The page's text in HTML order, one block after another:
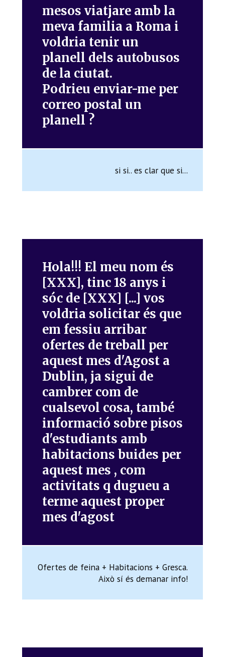
mesos viatjare amb la
meva familia a Roma i
voldria tenir un
planell dels autobusos
de la ciutat.
Podrieu enviar-me per
correo postal un
planell ?
si si.. es clar que si...
Hola!!! El meu nom és
[XXX], tinc 18 anys i
sóc de [XXX] [...] vos
voldria solicitar és que
em fessiu arribar
ofertes de treball per
aquest mes d'Agost a
Dublin, ja sigui de
cambrer com de
cualsevol cosa, també
informació sobre pisos
d'estudiants amb
habitacions buides per
aquest mes , com
activitats q dugueu a
terme aquest proper
mes d'agost
Ofertes de feina + Habitacions + Gresca.
Això sí és demanar info!